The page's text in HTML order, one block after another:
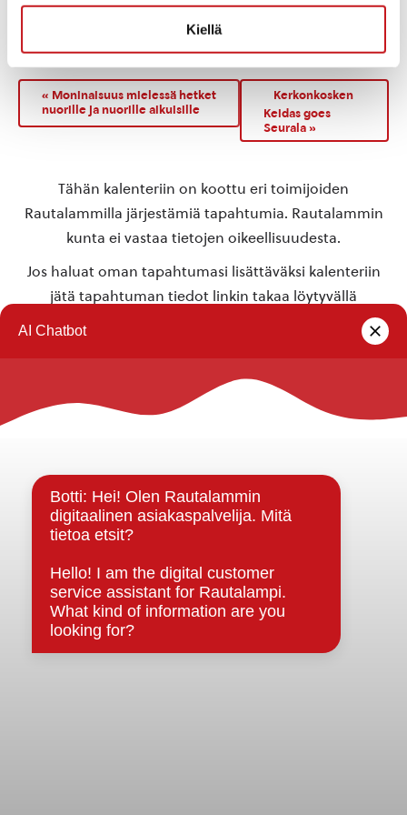
Kiellä
« Moninaisuus mielessä hetket
nuorille ja nuorille aikuisille
Kerkonkosken
Keidas goes
Seurala»
Tähän kalenteriin on koottu eri toimijoiden
Rautalammilla järjestämiä tapahtumia. Rautalammin
kunta ei vastaa tietojen oikeellisuudesta.
Jos haluat oman tapahtumasi lisättäväksi kalenteriin
jätä tapahtuman tiedot linkin takaa löytyvällä
Rautalammin kunta
Strategiat, ohjelmat, ohjeet, suunnitelmat, säännöt ja
sopimukset
Asiakirjajulkisuuskuvaus
Evästeet
Saavutettavuusseloste
Tietosuoja
Tietosuojaselosteet